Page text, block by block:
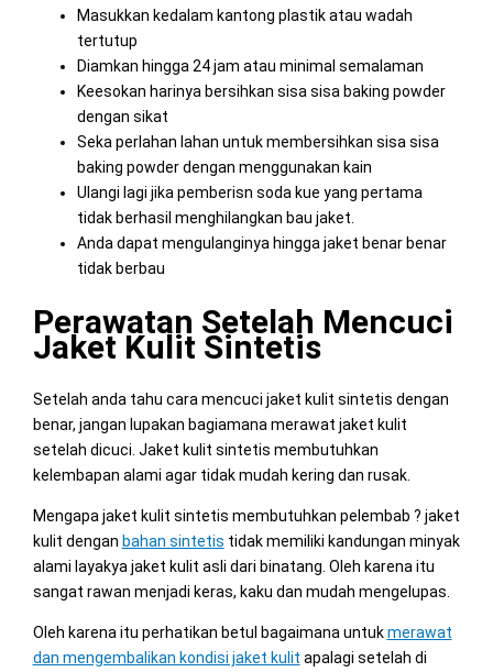
Masukkan kedalam kantong plastik atau wadah
tertutup
Diamkan hingga 24 jam atau minimal semalaman
Keesokan harinya bersihkan sisa sisa baking powder
dengan sikat
Seka perlahan lahan untuk membersihkan sisa sisa
baking powder dengan menggunakan kain
Ulangi lagi jika pemberisn soda kue yang pertama
tidak berhasil menghilangkan bau jaket.
Anda dapat mengulanginya hingga jaket benar benar
tidak berbau
Perawatan Setelah Mencuci
Jaket Kulit Sintetis
Setelah anda tahu cara mencuci jaket kulit sintetis dengan
benar, jangan lupakan bagiamana merawat jaket kulit
setelah dicuci. Jaket kulit sintetis membutuhkan
kelembapan alami agar tidak mudah kering dan rusak.
Mengapa jaket kulit sintetis membutuhkan pelembab ? jaket
kulit dengan bahan sintetis tidak memiliki kandungan minyak
alami layakya jaket kulit asli dari binatang. Oleh karena itu
sangat rawan menjadi keras, kaku dan mudah mengelupas.
Oleh karena itu perhatikan betul bagaimana untukmerawat
dan mengembalikan kondisi jaket kulit apalagi setelah di